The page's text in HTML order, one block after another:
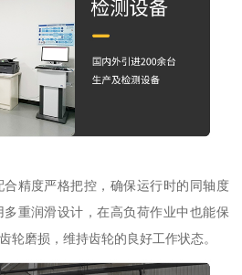
精度严格把控，确保运行时的同轴度
重润滑设计，在高负荷作业中也能保
轮磨损，维持齿轮的良好工作状态。